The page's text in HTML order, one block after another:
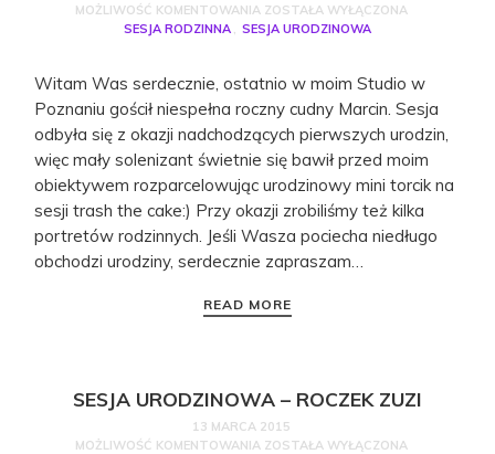
MOŻLIWOŚĆ KOMENTOWANIA ZOSTAŁA WYŁĄCZONA
SESJA RODZINNA , SESJA URODZINOWA
Witam Was serdecznie, ostatnio w moim Studio w
Poznaniu gościł niespełna roczny cudny Marcin. Sesja
odbyła się z okazji nadchodzących pierwszych urodzin,
więc mały solenizant świetnie się bawił przed moim
obiektywem rozparcelowując urodzinowy mini torcik na
sesji trash the cake:) Przy okazji zrobiliśmy też kilka
portretów rodzinnych. Jeśli Wasza pociecha niedługo
obchodzi urodziny, serdecznie zapraszam…
READ MORE
SESJA URODZINOWA – ROCZEK ZUZI
13 MARCA 2015
MOŻLIWOŚĆ KOMENTOWANIA ZOSTAŁA WYŁĄCZONA